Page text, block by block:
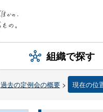
組織で探す
過去の定例会の概要> 現在の位